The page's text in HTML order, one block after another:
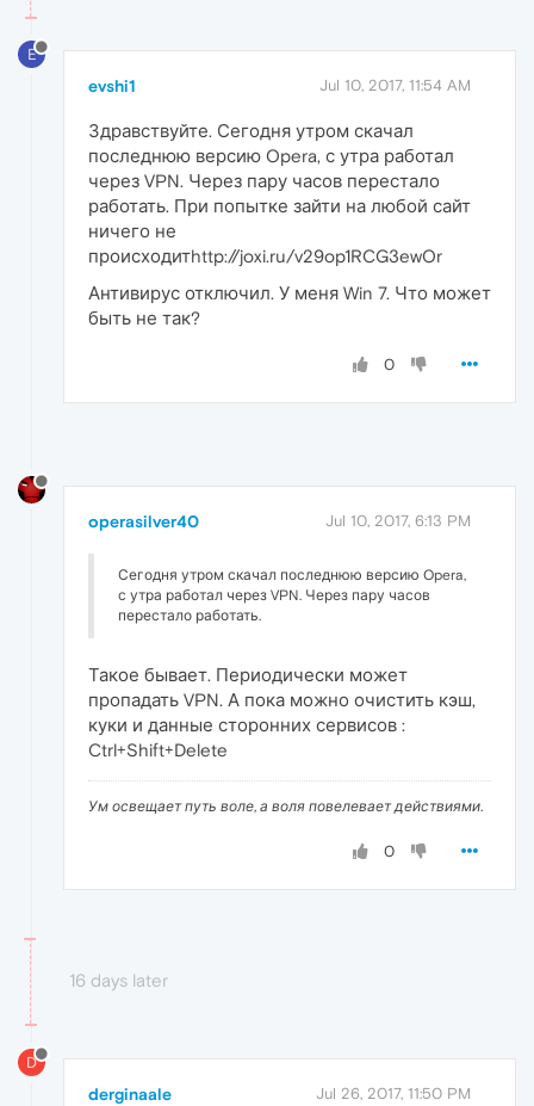
E
evshi1 Jul 10, 2017, 11:54 AM
Здравствуйте. Сегодня утром скачал
последнюю версию Opera, с утра работал
через VPN. Через пару часов перестало
работать. При попытке зайти на любой сайт
ничего не
происходитhttp://joxi.ru/v29op1RCG3ewOr
Антивирус отключил. У меня Win 7. Что может
быть не так?
0
operasilver40 Jul 10, 2017, 6:13 PM
Сегодня утром скачал последнюю версию Opera,
с утра работал через VPN. Через пару часов
перестало работать.
Такое бывает. Периодически может
пропадать VPN. А пока можно очистить кэш,
куки и данные сторонних сервисов :
Ctrl+Shift+Delete
Ум освещает путь воле, а воля повелевает действиями.
0
16 days later
D
derginaale Jul 26, 2017, 11:50 PM